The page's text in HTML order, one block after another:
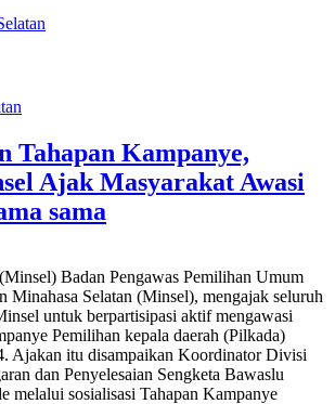
Tahapan Kampanye,
Ajak Masyarakat Awasi
sama
Badan Pengawas Pemilihan Umum
Minahasa Selatan (Minsel), mengajak seluruh
untuk berpartisipasi aktif mengawasi
Pemilihan kepala daerah (Pilkada)
Ajakan itu disampaikan Koordinator Divisi
dan Penyelesaian Sengketa Bawaslu
melalui sosialisasi Tahapan Kampanye